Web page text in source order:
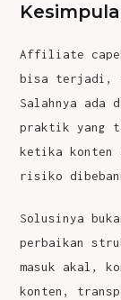
Affiliate
bisa terjadi,
Salahnya
praktik yang
ketika konten
risiko
Solusinya
perbaikan
masuk akal,
konten,